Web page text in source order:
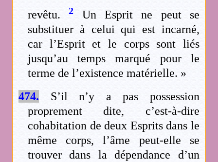
revêtu.2
Un Esprit ne peut se
substituer à celui qui est incarné,
car l’Esprit et le corps sont liés
jusqu’au temps marqué pour le
terme de l’existence matérielle. »
474. S’il n’y a pas possession
proprement dite, c’est-à-dire
cohabitation de deux Esprits dans le
même corps, l’âme peut-elle se
trouver dans la dépendance d’un